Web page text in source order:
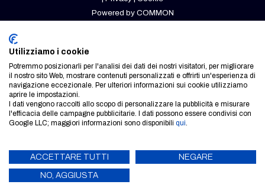
Powered by COMMON
Utilizziamo i cookie
Potremmo posizionarli per l'analisi dei dati dei nostri visitatori, per migliorare
il nostro sito Web, mostrare contenuti personalizzati e offrirti un'esperienza di
navigazione eccezionale. Per ulteriori informazioni sui cookie utilizziamo
aprire le impostazioni.
I dati vengono raccolti allo scopo di personalizzare la pubblicità e misurare
l'efficacia delle campagne pubblicitarie. I dati possono essere condivisi con
Google LLC; maggiori informazioni sono disponibili qui.
ACCETTARE TUTTI NEGARE
NO, AGGIUSTA